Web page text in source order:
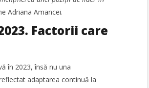
Adriana Amancei.
Factorii care
în 2023, însă nu una
adaptarea continuă la